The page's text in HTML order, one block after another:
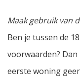
Maak gebruik van
Ben je tussen de
voorwaarden?
eerste woning